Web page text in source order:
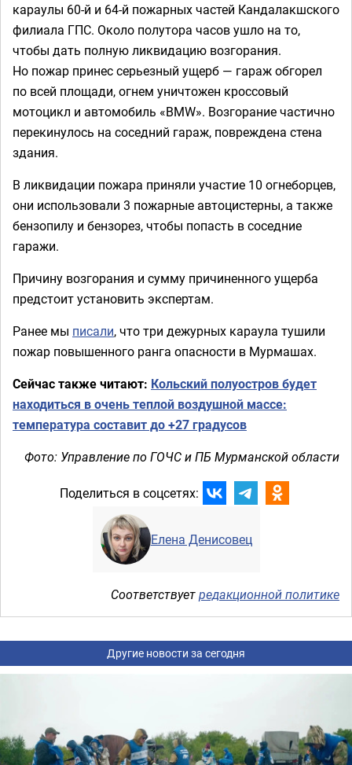
караулы 60-й и 64-й пожарных частей Кандалакшского
филиала ГПС. Около полутора часов ушло на то,
чтобы дать полную ликвидацию возгорания.
Но пожар принес серьезный ущерб — гараж обгорел
по всей площади, огнем уничтожен кроссовый
мотоцикл и автомобиль «BMW». Возгорание частично
перекинулось на соседний гараж, повреждена стена
здания.
В ликвидации пожара приняли участие 10 огнеборцев,
они использовали 3 пожарные автоцистерны, а также
бензопилу и бензорез, чтобы попасть в соседние
гаражи.
Причину возгорания и сумму причиненного ущерба
предстоит установить экспертам.
Ранее мы писали, что три дежурных караула тушили
пожар повышенного ранга опасности в Мурмашах.
Сейчас также читают: Кольский полуостров будет
находиться в очень теплой воздушной массе:
температура составит до +27 градусов
Фото: Управление по ГОЧС и ПБ Мурманской области
Поделиться в соцсетях:
Елена Денисовец
Соответствуетредакционной политике
Другие новости за сегодня